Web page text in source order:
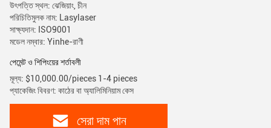
উৎপত্তি স্থল: ঝেজিয়াং, চীন
পরিচিতিমুলক নাম: Lasylaser
সাক্ষ্যদান: ISO9001
মডেল নম্বার: Yinhe-রাণী
পেমেন্ট ও শিপিংয়ের শর্তাবলী
মূল্য: $10,000.00/pieces 1-4 pieces
প্যাকেজিং বিবরণ: কাঠের বা অ্যালিমিনিয়াম কেস
সেরা দাম পান